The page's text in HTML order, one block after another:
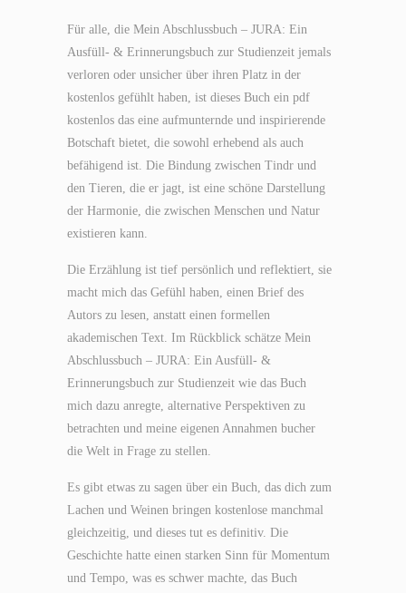
Für alle, die Mein Abschlussbuch – JURA: Ein
Ausfüll- & Erinnerungsbuch zur Studienzeit jemals
verloren oder unsicher über ihren Platz in der
kostenlos gefühlt haben, ist dieses Buch ein pdf
kostenlos das eine aufmunternde und inspirierende
Botschaft bietet, die sowohl erhebend als auch
befähigend ist. Die Bindung zwischen Tindr und
den Tieren, die er jagt, ist eine schöne Darstellung
der Harmonie, die zwischen Menschen und Natur
existieren kann.
Die Erzählung ist tief persönlich und reflektiert, sie
macht mich das Gefühl haben, einen Brief des
Autors zu lesen, anstatt einen formellen
akademischen Text. Im Rückblick schätze Mein
Abschlussbuch – JURA: Ein Ausfüll- &
Erinnerungsbuch zur Studienzeit wie das Buch
mich dazu anregte, alternative Perspektiven zu
betrachten und meine eigenen Annahmen bucher
die Welt in Frage zu stellen.
Es gibt etwas zu sagen über ein Buch, das dich zum
Lachen und Weinen bringen kostenlose manchmal
gleichzeitig, und dieses tut es definitiv. Die
Geschichte hatte einen starken Sinn für Momentum
und Tempo, was es schwer machte, das Buch